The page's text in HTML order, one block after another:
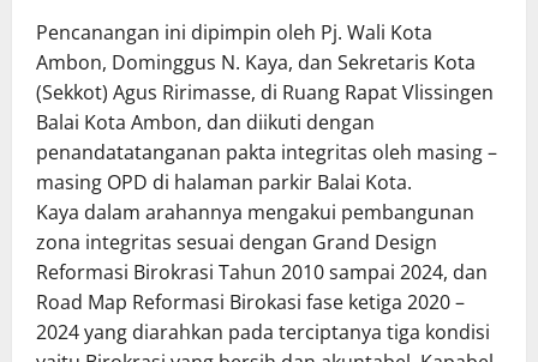
Pencanangan ini dipimpin oleh Pj. Wali Kota
Ambon, Dominggus N. Kaya, dan Sekretaris Kota
(Sekkot) Agus Ririmasse, di Ruang Rapat Vlissingen
Balai Kota Ambon, dan diikuti dengan
penandatatanganan pakta integritas oleh masing –
masing OPD di halaman parkir Balai Kota.
Kaya dalam arahannya mengakui pembangunan
zona integritas sesuai dengan Grand Design
Reformasi Birokrasi Tahun 2010 sampai 2024, dan
Road Map Reformasi Birokasi fase ketiga 2020 –
2024 yang diarahkan pada terciptanya tiga kondisi